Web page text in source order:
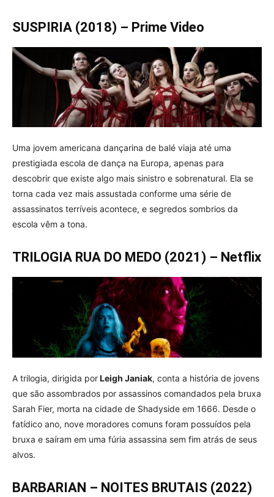
SUSPIRIA (2018) – Prime Video
Uma jovem americana dançarina de balé viaja até uma
prestigiada escola de dança na Europa, apenas para
descobrir que existe algo mais sinistro e sobrenatural. Ela se
torna cada vez mais assustada conforme uma série de
assassinatos terríveis acontece, e segredos sombrios da
escola vêm a tona.
TRILOGIA RUA DO MEDO (2021) – Netflix
A trilogia, dirigida porLeigh Janiak, conta a história de jovens
que são assombrados por assassinos comandados pela bruxa
Sarah Fier, morta na cidade de Shadyside em 1666. Desde o
fatídico ano, nove moradores comuns foram possuídos pela
bruxa e saíram em uma fúria assassina sem fim atrás de seus
alvos.
BARBARIAN – NOITES BRUTAIS (2022)